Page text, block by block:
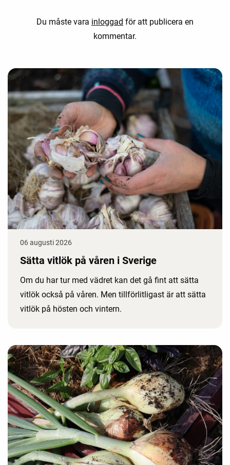
Du måste vara inloggad för att publicera en
kommentar.
06 augusti 2026
Sätta vitlök på våren i Sverige
Om du har tur med vädret kan det gå fint att sätta
vitlök också på våren. Men tillförlitligast är att sätta
vitlök på hösten och vintern.